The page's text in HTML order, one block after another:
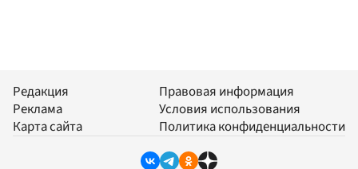
Редакция
Реклама
Карта сайта
Правовая информация
Условия использования
Политика конфиденциальности